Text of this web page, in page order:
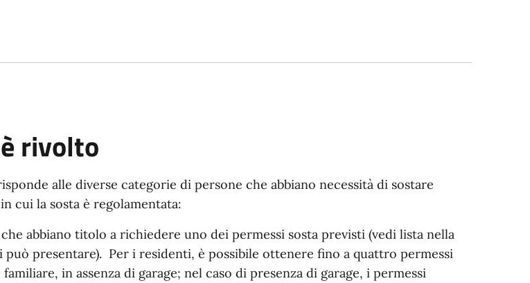
rivolto
alle diverse categorie di persone che abbiano necessità di sostare
cui la sosta è regolamentata:
abbiano titolo a richiedere uno dei permessi sosta previsti (vedi lista nella
può presentare). Per i residenti, è possibile ottenere fino a quattro permessi
in assenza di garage; nel caso di presenza di garage, i permessi